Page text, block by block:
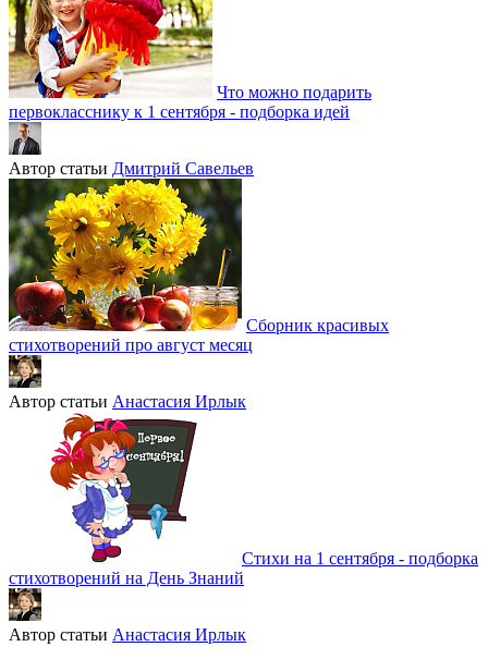
Что можно подарить
первокласснику к 1 сентября - подборка идей
Автор статьи Дмитрий Савельев
Сборник красивых
стихотворений про август месяц
Автор статьи Анастасия Ирлык
Стихи на 1 сентября - подборка
стихотворений на День Знаний
Автор статьи Анастасия Ирлык